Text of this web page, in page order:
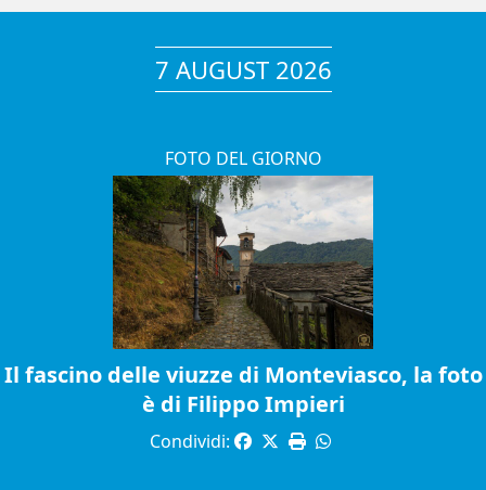
7 AUGUST 2026
FOTO DEL GIORNO
Il fascino delle viuzze di Monteviasco, la foto
è di Filippo Impieri
Condividi: